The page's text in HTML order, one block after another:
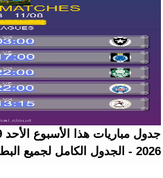
2026 - الجدول الكامل لجميع البطولات